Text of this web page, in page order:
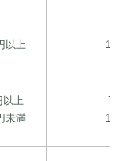
以上 10
以上
未満
7億
10